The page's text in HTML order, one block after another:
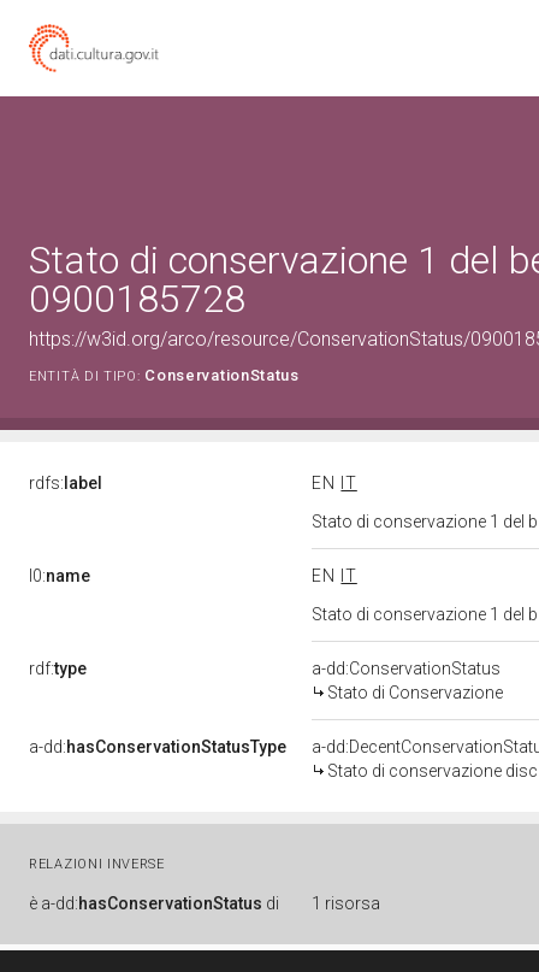
Stato di conservazione 1 del
0900185728
https://w3id.org/arco/resource/ConservationStatus/
ENTITÀ DI TIPO: ConservationStatus
rdfs: label EN
IT
Stato di conservazione 1 del
l0:name EN
IT
Stato di conservazione 1 del
rdf:type
a-dd:ConservationStatus
Stato di Conservazione
a-dd:hasConservationStatusType
a-
Stato di conservazione
RELAZIONI INVERSE
è a-dd:hasConservationStatus di 1 risorsa